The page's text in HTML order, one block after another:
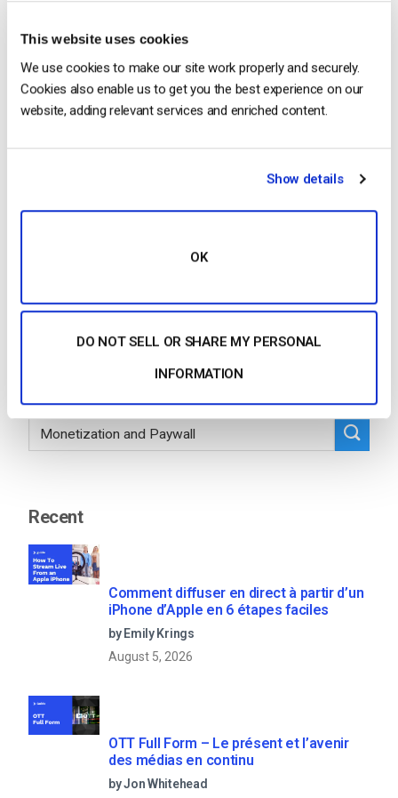
This website uses cookies
We use cookies to make our site work properly and securely.
Cookies also enable us to get you the best experience on our
website, adding relevant services and enriched content.
Show details
OK
DO NOT SELL OR SHARE MY PERSONAL
INFORMATION
Logiciel de diffusion de lecteurs vidéo
Player Thème personnalisable en marque blanche
theme your video player. Le lecteur Dacast
1 2 3 4
Recent
Comment diffuser en direct à partir d’un
iPhone d’Apple en 6 étapes faciles
by Emily Krings
August 5, 2026
OTT Full Form – Le présent et l’avenir
des médias en continu
by Jon Whitehead